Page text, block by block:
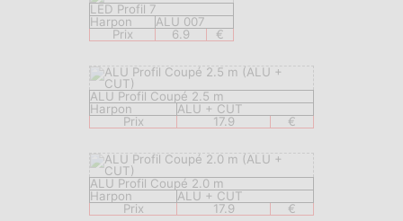
LED Profil 7
Harpon
ALU 007
Prix
6.9 €
ALU Profil Coupé 2.5 m
Harpon
ALU + CUT
Prix
17.9 €
ALU Profil Coupé 2.0 m
Harpon
ALU + CUT
Prix
17.9 €